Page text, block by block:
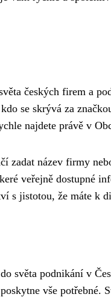
českých firem a
se skrývá za
najdete právě v
zadat název firmy
veřejně dostupné
s jistotou, že máte k
světa podnikání v
vše potřebné.